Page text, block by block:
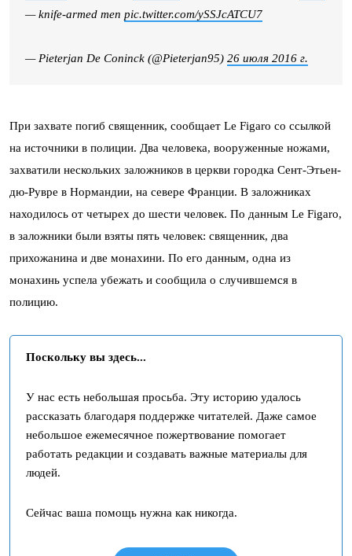
— knife-armed men pic.twitter.com/ySSJcATCU7
— Pieterjan De Coninck (@Pieterjan95) 26 июля 2016 г.
При захвате погиб священник, сообщает Le Figaro со ссылкой
на источники в полиции. Два человека, вооруженные ножами,
захватили нескольких заложников в церкви городка Сент-Этьен-
дю-Рувре в Нормандии, на севере Франции. В заложниках
находилось от четырех до шести человек. По данным Le Figaro,
в заложники были взяты пять человек: священник, два
прихожанина и две монахини. По его данным, одна из
монахинь успела убежать и сообщила о случившемся в
полицию.
Поскольку вы здесь...
У нас есть небольшая просьба. Эту историю удалось
рассказать благодаря поддержке читателей. Даже самое
небольшое ежемесячное пожертвование помогает
работать редакции и создавать важные материалы для
людей.
Сейчас ваша помощь нужна как никогда.